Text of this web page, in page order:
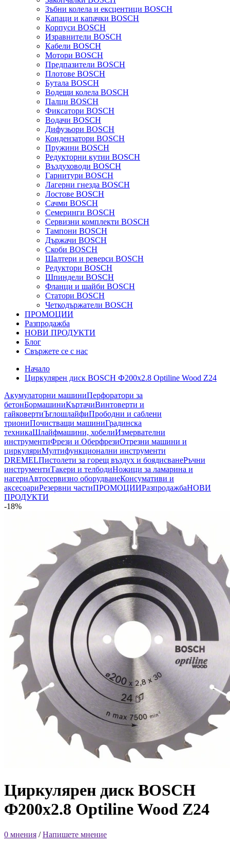
Зъбни колела и ексцентици BOSCH
Капаци и капачки BOSCH
Корпуси BOSCH
Изравнители BOSCH
Кабели BOSCH
Мотори BOSCH
Предпазители BOSCH
Плотове BOSCH
Бутала BOSCH
Водещи колела BOSCH
Палци BOSCH
Фиксатори BOSCH
Водачи BOSCH
Дифузьори BOSCH
Кондензатори BOSCH
Пружини BOSCH
Редукторни кутии BOSCH
Въздуховоди BOSCH
Гарнитури BOSCH
Лагерни гнезда BOSCH
Лостове BOSCH
Сачми BOSCH
Семеринги BOSCH
Сервизни комплекти BOSCH
Тампони BOSCH
Държачи BOSCH
Скоби BOSCH
Шалтери и реверси BOSCH
Редуктори BOSCH
Шпиндели BOSCH
Фланци и шайби BOSCH
Статори BOSCH
Четкодържатели BOSCH
ПРОМОЦИИ
Разпродажба
НОВИ ПРОДУКТИ
Блог
Свържете се с нас
Начало
Циркулярен диск BOSCH Ф200х2.8 Optiline Wood Z24
Акумулаторни машиниПерфоратори за
бетонБормашиниКъртачиВинтоверти и
гайковертиЪглошлайфиПрободни и саблени
триониПочистващи машиниГрадинска
техникаШлайфмашини, хобелиИзмервателни
инструментиФрези и ОберфрезиОтрезни машини и
циркуляриМултифункционални инструменти
DREMELПистолети за горещ въздух и боядисванеРъчни
инструментиТакери и телбодиНожици за ламарина и
нагериАвтосервизно оборудванеКонсумативи и
аксесоариРезервни частиПРОМОЦИИРазпродажбаНОВИ
ПРОДУКТИ
-18%
Циркулярен диск BOSCH
Ф200х2.8 Optiline Wood Z24
0 мнения /Напишете мнение